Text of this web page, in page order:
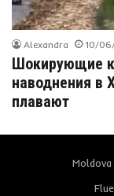
Alexandra 10/
Шокирующие
наводнения в
плавают